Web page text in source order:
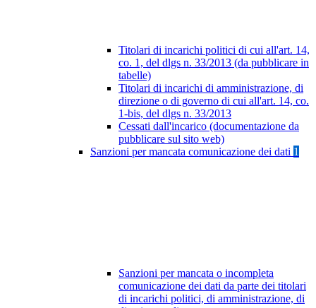
Titolari di incarichi politici di cui all'art. 14,
co. 1, del dlgs n. 33/2013 (da pubblicare in
tabelle)
Titolari di incarichi di amministrazione, di
direzione o di governo di cui all'art. 14, co.
1-bis, del dlgs n. 33/2013
Cessati dall'incarico (documentazione da
pubblicare sul sito web)
Sanzioni per mancata comunicazione dei dati 1
Sanzioni per mancata o incompleta
comunicazione dei dati da parte dei titolari
di incarichi politici, di amministrazione, di